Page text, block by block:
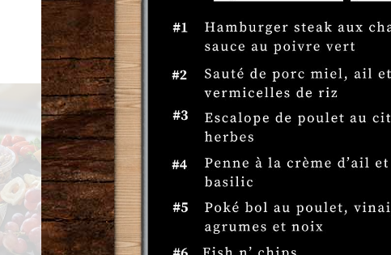
Des
La magie des
transporter
inoubliables.
puissance
Mais notre
charcuteries